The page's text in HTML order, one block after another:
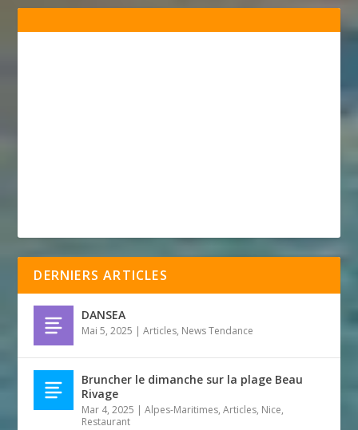
DERNIERS ARTICLES
DANSEA
Mai 5, 2025 |Articles, News Tendance
Bruncher le dimanche sur la plage Beau
Rivage
Mar 4, 2025 |Alpes-Maritimes,Articles, Nice,
Restaurant